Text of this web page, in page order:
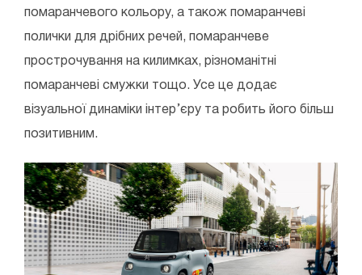
помаранчевого кольору, а також помаранчеві
полички для дрібних речей, помаранчеве
прострочування на килимках, різноманітні
помаранчеві смужки тощо. Усе це додає
візуальної динаміки інтер’єру та робить його більш
позитивним.